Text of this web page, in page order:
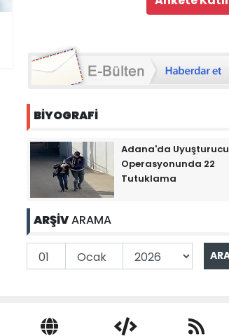
BİYOGRAFİ
Adana'da Uyuşturucu
Operasyonunda 22
Tutuklama
ARŞİVARAMA